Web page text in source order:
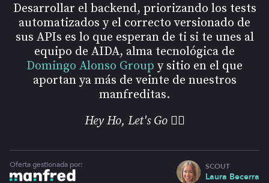
Desarrollar el backend, priorizando los tests
automatizados y el correcto versionado de
sus APIs es lo que esperan de ti si te unes al
equipo de AIDA, alma tecnológica de
Domingo Alonso Group y sitio en el que
aportan ya más de veinte de nuestros
manfreditas.
Hey Ho, Let's Go 👇🏻
Oferta gestionada por: SCOUT
Laura Becerra